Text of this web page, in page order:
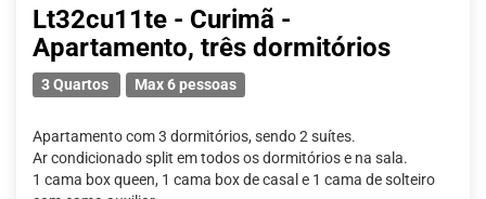
Lt32cu11te - Curimã -
Apartamento, três dormitórios
3 Quartos Max 6 pessoas
Apartamento com 3 dormitórios, sendo 2 suítes.
Ar condicionado split em todos os dormitórios e na sala.
1 cama box queen, 1 cama box de casal e 1 cama de solteiro